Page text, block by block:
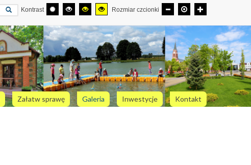
Kontrast Rozmiar czcionki
Załatw sprawę Galeria Inwestycje Kontakt